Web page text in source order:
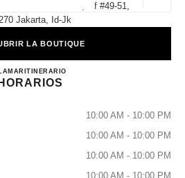
debajo de esta barra de búsqueda
Asia Afrika Lot 19, Gf #49-51,
Jakarta, Id-Jk
LA BOUTIQUE
2172781038ITINERARIOCHANEL FRAGRANCE &
HORARIOS
10:00 AM - 10:00 PM
10:00 AM - 10:00 PM
10:00 AM - 10:00 PM
10:00 AM - 10:00 PM